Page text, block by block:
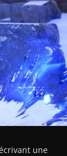
une